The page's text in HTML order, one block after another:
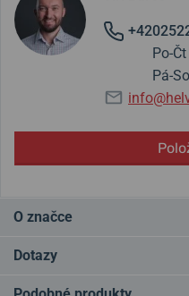
Po-Čt
Pá-So
O značce
pocházejí z německého
německým značkám. Známé
Dotazy